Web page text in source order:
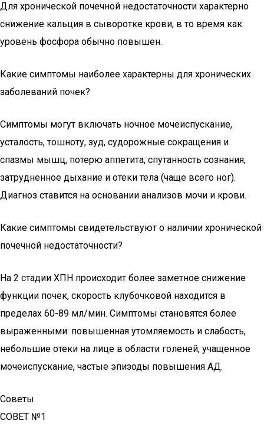
Для хронической почечной недостаточности характерно
снижение кальция в сыворотке крови, в то время как
уровень фосфора обычно повышен.
Какие симптомы наиболее характерны для хронических
заболеваний почек?
Симптомы могут включать ночное мочеиспускание,
усталость, тошноту, зуд, судорожные сокращения и
спазмы мышц, потерю аппетита, спутанность сознания,
затрудненное дыхание и отеки тела (чаще всего ног).
Диагноз ставится на основании анализов мочи и крови.
Какие симптомы свидетельствуют о наличии хронической
почечной недостаточности?
На 2 стадии ХПН происходит более заметное снижение
функции почек, скорость клубочковой находится в
пределах 60-89 мл/мин. Симптомы становятся более
выраженными: повышенная утомляемость и слабость,
небольшие отеки на лице в области голеней, учащенное
мочеиспускание, частые эпизоды повышения АД.
Советы
СОВЕТ №1